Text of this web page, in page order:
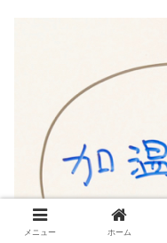
メニュー ホーム